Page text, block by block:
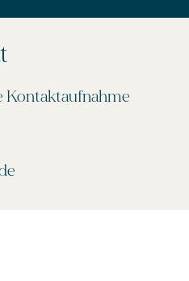
Kontaktaufnahme